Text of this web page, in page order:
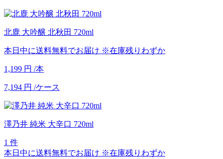
北鹿 大吟醸 北秋田 720ml
本日中に送料無料でお届け ※在庫残りわずか
1,199 円 /本
7,194 円 /ケース
澤乃井 純米 大辛口 720ml
1 件
本日中に送料無料でお届け ※在庫残りわずか